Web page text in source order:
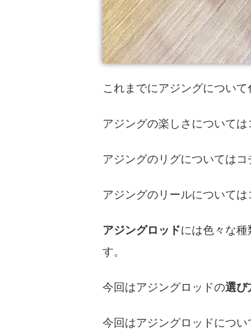
これまでにアジングについて
アジングの楽しさについては
アジングのリグについてはコ
アジングのリールについては
アジングロッドには色々な
す。
今回はアジングロッドの選び
今回はアジングロッドについ